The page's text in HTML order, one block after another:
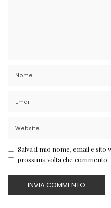
Salva il mio nome, email e sito
prossima volta che commento.